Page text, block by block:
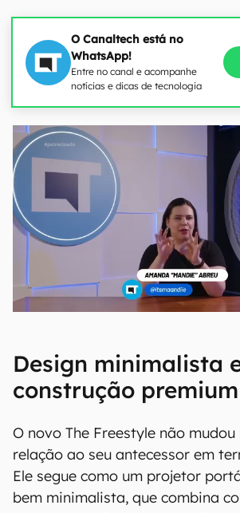
O Canaltech está no
WhatsApp!
Entre no canal e acompanhe
notícias e dicas de tecnologia
Design minimalista
construção premium
O novo The Freestyle não
relação ao seu antecessor em
Ele segue como um projetor
bem minimalista, que combina